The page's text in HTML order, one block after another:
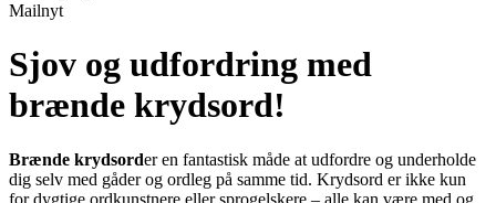
Mailnyt
Sjov og udfordring med
brænde krydsord!
Brænde krydsorder en fantastisk måde at udfordre og underholde
dig selv med gåder og ordleg på samme tid. Krydsord er ikke kun
for dygtige ordkunstnere eller sprogelskere – alle kan være med og